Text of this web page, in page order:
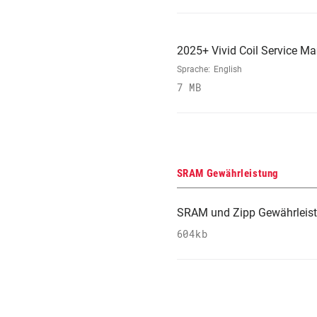
2025+ Vivid Coil Service
Sprache: English
7 MB
SRAM Gewährleistung
SRAM und Zipp
604kb